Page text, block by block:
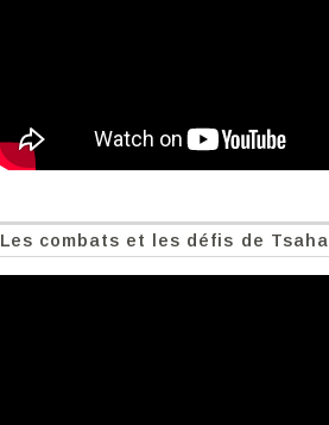
Les combats et les défis de Tsahal